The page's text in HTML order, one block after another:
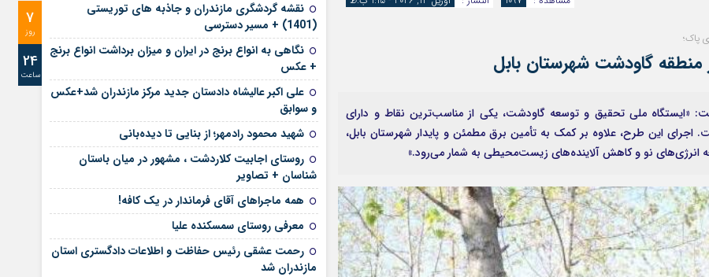
آپارات
رمز عبور
مرا به خاطر بسپار
پاک؛
گاودشت شهرستان بابل
«ایستگاه ملی تحقیق و توسعه گاودشت، یکی از مناسب‌ترین نقاط و دارای
این طرح، علاوه بر کمک به تأمین برق مطمئن و پایدار شهرستان بابل،
انرژی‌های نو و کاهش آلاینده‌های زیست‌محیطی به شمار می‌رود.»
7
روز
24
ساعت
نقشه گردشگری مازندران و جاذبه های توریستی
(1401) + مسیر دسترسی
نگاهی به انواع برنج در ایران و میزان برداشت انواع برنج
+ عکس
علی‌ اکبر عالیشاه دادستان جدید مرکز مازندران شد+عکس
و سوابق
شهید محمود رادمهر؛ از بنایی تا دیده‌بانی
روستای اجابیت کلاردشت ، مشهور در میان باستان
شناسان + تصاویر
همه ماجراهای آقای فرماندار در یک کافه!
معرفی روستای سمسکنده علیا
رحمت عشقی رئیس حفاظت و اطلاعات دادگستری استان
مازندران شد